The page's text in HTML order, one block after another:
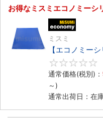
お得なミスミエコノミーシ
ミスミ
【エコノミー
通常価格(税別)：
～)
通常出荷日：在